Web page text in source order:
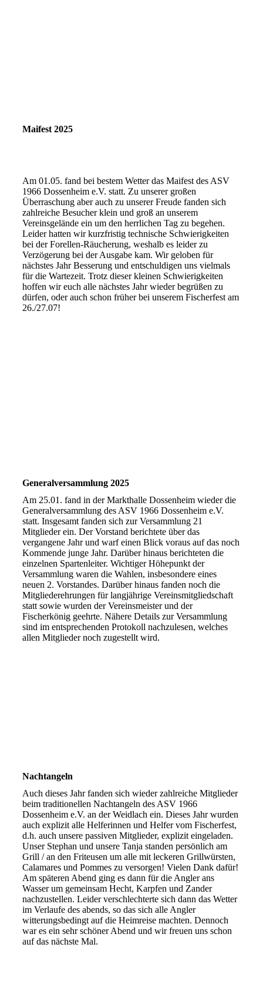
Maifest 2025
Am 01.05. fand bei bestem Wetter das Maifest des ASV
1966 Dossenheim e.V. statt. Zu unserer großen
Überraschung aber auch zu unserer Freude fanden sich
zahlreiche Besucher klein und groß an unserem
Vereinsgelände ein um den herrlichen Tag zu begehen.
Leider hatten wir kurzfristig technische Schwierigkeiten
bei der Forellen-Räucherung, weshalb es leider zu
Verzögerung bei der Ausgabe kam. Wir geloben für
nächstes Jahr Besserung und entschuldigen uns vielmals
für die Wartezeit. Trotz dieser kleinen Schwierigkeiten
hoffen wir euch alle nächstes Jahr wieder begrüßen zu
dürfen, oder auch schon früher bei unserem Fischerfest am
26./27.07!
Generalversammlung 2025
Am 25.01. fand in der Markthalle Dossenheim wieder die
Generalversammlung des ASV 1966 Dossenheim e.V.
statt. Insgesamt fanden sich zur Versammlung 21
Mitglieder ein. Der Vorstand berichtete über das
vergangene Jahr und warf einen Blick voraus auf das noch
Kommende junge Jahr. Darüber hinaus berichteten die
einzelnen Spartenleiter. Wichtiger Höhepunkt der
Versammlung waren die Wahlen, insbesondere eines
neuen 2. Vorstandes. Darüber hinaus fanden noch die
Mitgliederehrungen für langjährige Vereinsmitgliedschaft
statt sowie wurden der Vereinsmeister und der
Fischerkönig geehrte. Nähere Details zur Versammlung
sind im entsprechenden Protokoll nachzulesen, welches
allen Mitglieder noch zugestellt wird.
Nachtangeln
Auch dieses Jahr fanden sich wieder zahlreiche Mitglieder
beim traditionellen Nachtangeln des ASV 1966
Dossenheim e.V. an der Weidlach ein. Dieses Jahr wurden
auch explizit alle Helferinnen und Helfer vom Fischerfest,
d.h. auch unsere passiven Mitglieder, explizit eingeladen.
Unser Stephan und unsere Tanja standen persönlich am
Grill / an den Friteusen um alle mit leckeren Grillwürsten,
Calamares und Pommes zu versorgen! Vielen Dank dafür!
Am späteren Abend ging es dann für die Angler ans
Wasser um gemeinsam Hecht, Karpfen und Zander
nachzustellen. Leider verschlechterte sich dann das Wetter
im Verlaufe des abends, so das sich alle Angler
witterungsbedingt auf die Heimreise machten. Dennoch
war es ein sehr schöner Abend und wir freuen uns schon
auf das nächste Mal.